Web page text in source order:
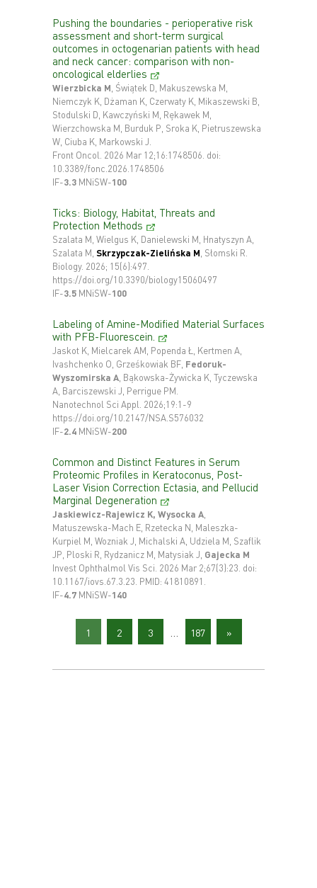
Pushing the boundaries - perioperative risk
assessment and short-term surgical
outcomes in octogenarian patients with head
and neck cancer: comparison with non-
oncological elderlies
Wierzbicka M , Świątek D, Makuszewska M,
Niemczyk K, Dżaman K, Czerwaty K, Mikaszewski B,
Stodulski D, Kawczyński M, Rękawek M,
Wierzchowska M, Burduk P, Sroka K, Pietruszewska
W, Ciuba K, Markowski J.
Front Oncol. 2026 Mar 12;16:1748506. doi:
10.3389/fonc.2026.1748506
IF-3.3 MNiSW-100
Ticks: Biology, Habitat, Threats and
Protection Methods
Szalata M, Wielgus K, Danielewski M, Hnatyszyn A,
Szalata M, Skrzypczak-Zielińska M , Słomski R.
Biology. 2026; 15(6):497.
https://doi.org/10.3390/biology15060497
IF-3.5 MNiSW-100
Labeling of Amine-Modified Material Surfaces
with PFB-Fluorescein.
Jaskot K, Mielcarek AM, Popenda Ł, Kertmen A,
Ivashchenko O, Grześkowiak BF, Fedoruk-
Wyszomirska A , Bąkowska-Żywicka K, Tyczewska
A, Barciszewski J, Perrigue PM.
Nanotechnol Sci Appl. 2026;19:1-9
https://doi.org/10.2147/NSA.S576032
IF-2.4 MNiSW-200
Common and Distinct Features in Serum
Proteomic Profiles in Keratoconus, Post-
Laser Vision Correction Ectasia, and Pellucid
Marginal Degeneration
Jaskiewicz-Rajewicz K, Wysocka A
Matuszewska-Mach E, Rzetecka N, Maleszka-
Kurpiel M, Wozniak J, Michalski A, Udziela M, Szaflik
JP, Ploski R, Rydzanicz M, Matysiak J, Gajecka M
Invest Ophthalmol Vis Sci. 2026 Mar 2;67(3):23. doi:
10.1167/iovs.67.3.23. PMID: 41810891.
IF-4.7 MNiSW-140
1 2 3 187 »